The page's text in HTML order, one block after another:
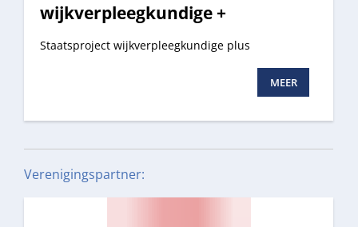
wijkverpleegkundige +
Staatsproject wijkverpleegkundige plus
MEER
Verenigingspartner: